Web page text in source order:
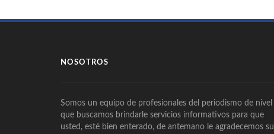
NOSOTROS
Somos un equipo de profesionales del periodismo de nivel
que buscamos brindarle servicios informativos para que
usted, esté bien enterado, de antemano le agradecemos su